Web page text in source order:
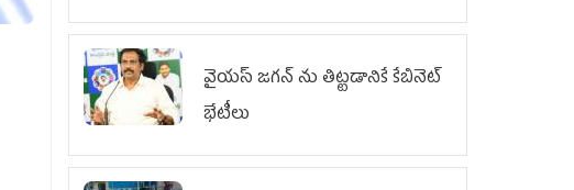
వైయ‌స్ జగన్‌ ను తిట్టడానికే కేబినెట్‌
భేటీలు